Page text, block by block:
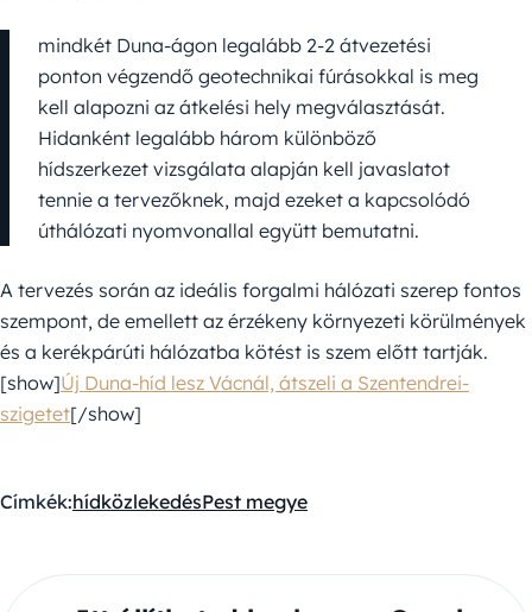
mindkét Duna-ágon legalább 2-2 átvezetési
ponton végzendő geotechnikai fúrásokkal is meg
kell alapozni az átkelési hely megválasztását.
Hidanként legalább három különböző
hídszerkezet vizsgálata alapján kell javaslatot
tennie a tervezőknek, majd ezeket a kapcsolódó
úthálózati nyomvonallal együtt bemutatni.
A tervezés során az ideális forgalmi hálózati szerep fontos
szempont, de emellett az érzékeny környezeti körülmények
és a kerékpárúti hálózatba kötést is szem előtt tartják.
[show]Új Duna-híd lesz Vácnál, átszeli a Szentendrei-
szigetet[/show]
Címkék:hídközlekedésPest megye